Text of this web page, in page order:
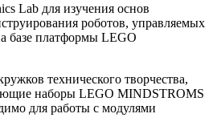
Lab для изучения основ
роботов, управляемых
базе платформы LEGO
технического творчества,
наборы LEGO MINDSTROMS
для работы с модулями